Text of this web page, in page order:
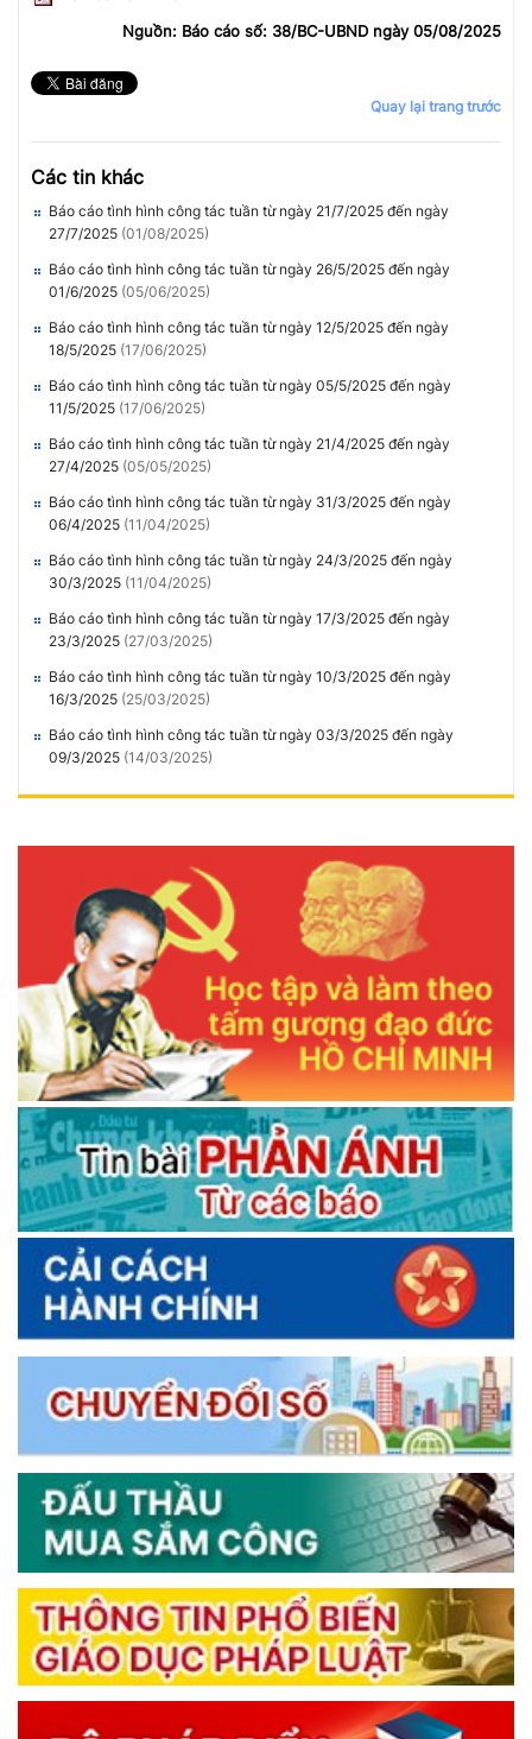
Nguồn: Báo cáo số: 38/BC-UBND ngày 05/08/2025
Quay lại trang trước
Các tin khác
Báo cáo tình hình công tác tuần từ ngày 21/7/2025 đến ngày
27/7/2025 (01/08/2025)
Báo cáo tình hình công tác tuần từ ngày 26/5/2025 đến ngày
01/6/2025 (05/06/2025)
Báo cáo tình hình công tác tuần từ ngày 12/5/2025 đến ngày
18/5/2025 (17/06/2025)
Báo cáo tình hình công tác tuần từ ngày 05/5/2025 đến ngày
11/5/2025 (17/06/2025)
Báo cáo tình hình công tác tuần từ ngày 21/4/2025 đến ngày
27/4/2025 (05/05/2025)
Báo cáo tình hình công tác tuần từ ngày 31/3/2025 đến ngày
06/4/2025 (11/04/2025)
Báo cáo tình hình công tác tuần từ ngày 24/3/2025 đến ngày
30/3/2025 (11/04/2025)
Báo cáo tình hình công tác tuần từ ngày 17/3/2025 đến ngày
23/3/2025 (27/03/2025)
Báo cáo tình hình công tác tuần từ ngày 10/3/2025 đến ngày
16/3/2025 (25/03/2025)
Báo cáo tình hình công tác tuần từ ngày 03/3/2025 đến ngày
09/3/2025 (14/03/2025)